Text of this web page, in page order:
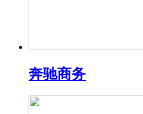
奔驰商务